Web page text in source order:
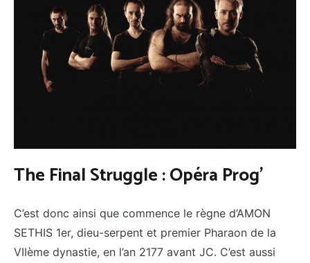
The Final Struggle : Opéra Prog’
C’est donc ainsi que commence le règne d’AMON
SETHIS 1er, dieu-serpent et premier Pharaon de la
VIIème dynastie, en l’an 2177 avant JC. C’est aussi